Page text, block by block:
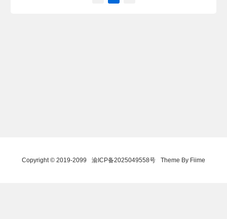
Copyright © 2019-2099 渝ICP备2025049558号 Theme By Fiime